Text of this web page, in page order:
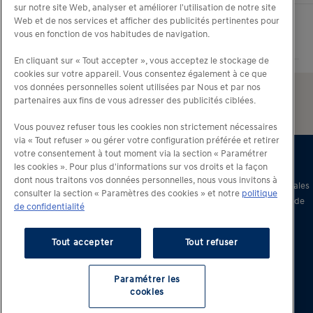
© 2026 Hyundai Motor France – Tous droits réservés –Conditions générales
d’utilisation
– Charte d’utilisation des données personnelles
Politique de
sur notre site Web, analyser et améliorer l'utilisation de notre site
Web et de nos services et afficher des publicités pertinentes pour
vous en fonction de vos habitudes de navigation.
En cliquant sur « Tout accepter », vous acceptez le stockage de
cookies sur votre appareil. Vous consentez également à ce que
vos données personnelles soient utilisées par Nous et par nos
partenaires aux fins de vous adresser des publicités ciblées.
Vous pouvez refuser tous les cookies non strictement nécessaires
via « Tout refuser » ou gérer votre configuration préférée et retirer
votre consentement à tout moment via la section « Paramétrer
les cookies ». Pour plus d'informations sur vos droits et la façon
dont nous traitons vos données personnelles, nous vous invitons à
consulter la section « Paramètres des cookies » et notre politique
de confidentialité
Tout accepter Tout refuser
Paramétrer les
cookies